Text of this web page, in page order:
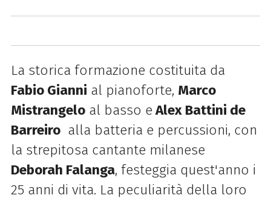
La storica formazione costituita da
Fabio Gianni al pianoforte, Marco
Mistrangeloal basso eAlex Battini de
Barreiroalla batteria e percussioni, con
la strepitosa cantante milanese
Deborah Falanga, festeggia quest'anno i
25 anni di vita. La peculiarità della loro